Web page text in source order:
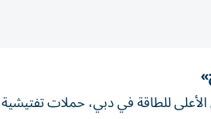
للطاقة في دبي، حملات